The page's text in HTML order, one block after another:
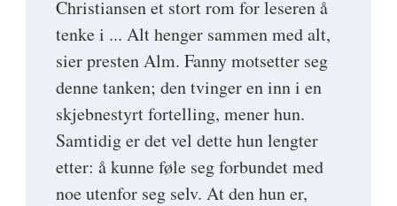
Christiansen et stort rom for leseren å
tenke i ... Alt henger sammen med alt,
sier presten Alm. Fanny motsetter seg
denne tanken; den tvinger en inn i en
skjebnestyrt fortelling, mener hun.
Samtidig er det vel dette hun lengter
etter: å kunne føle seg forbundet med
noe utenfor seg selv. At den hun er,